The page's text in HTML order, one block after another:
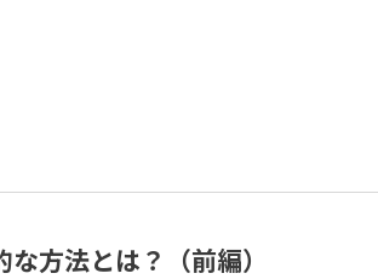
方法とは？（前編）